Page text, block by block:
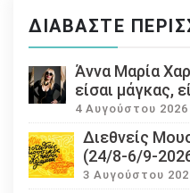
ΔΙΑΒΆΣΤΕ
Άννα Μαρία
είσαι μάγκας,
4 Αυγούστου 2026
Διεθνείς
(24/8-6/9-
3 Αυγούστου